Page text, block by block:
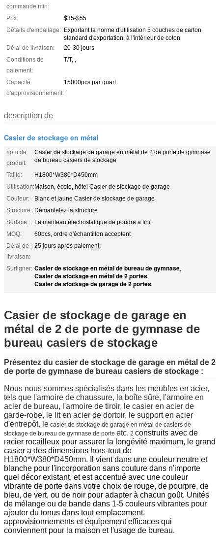
commande min:
Prix:
$35-$55
Détails d'emballage: Exportant la norme d'utilisation 5 couches de carton
standard d'exportation, à l'intérieur de coton
Délai de livraison:
20-30 jours
Conditions de
paiement:
T/T, ,
Capacité
d'approvisionnement:
15000pcs par quart
description de
Casier de stockage en métal
nom de
produit:
Casier de stockage de garage en métal de 2 de porte de gymnase
de bureau casiers de stockage
Taille:
H1800*W380*D450mm
Utilisation:Maison, école, hôtel Casier de stockage de garage
Couleur:
Blanc et jaune Casier de stockage de garage
Structure: Démantelez la structure
Surface:
Le manteau électrostatique de poudre a fini
MOQ:
60pcs, ordre d'échantillon acceptent
Délai de
livraison:
25 jours après paiement
Surligner: Casier de stockage en métal de bureau de gymnase,
Casier de stockage en métal de 2 portes,
Casier de stockage de garage de 2 portes
Casier de stockage de garage en
métal de 2 de porte de gymnase de
bureau casiers de stockage
Présentez du casier de stockage de garage en métal de 2
de porte de gymnase de bureau casiers de stockage :
Nous nous sommes spécialisés dans les meubles en acier,
tels que l'armoire de chaussure, la boîte sûre, l'armoire en
acier de bureau, l'armoire de tiroir, le casier en acier de
garde-robe, le lit en acier de dortoir, le support en acier
d'entrepôt, le casier de stockage de garage en métal de casiers de
stockage de bureau de gymnase de porte etc. 2 construits avec de
l'acier rocailleux pour assurer la longévité maximum, le grand
casier a des dimensions hors-tout de
H1800*W380*D450mm. Il vient dans une couleur neutre et
blanche pour l'incorporation sans couture dans n'importe
quel décor existant, et est accentué avec une couleur
vibrante de porte dans votre choix de rouge, de pourpre, de
bleu, de vert, ou de noir pour adapter à chacun goût. Unités
de mélange ou de bande dans 1-5 couleurs vibrantes pour
ajouter du tonus dans tout emplacement.
approvisionnements et équipement efficaces qui
conviennent pour la maison et l'usage de bureau.